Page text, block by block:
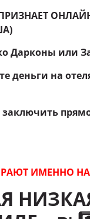
Дарконы или
деньги на
ИМЕННО